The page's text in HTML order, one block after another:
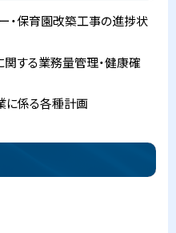
ー・保育園改築工事の進捗状
する業務量管理・健康確
に係る各種計画